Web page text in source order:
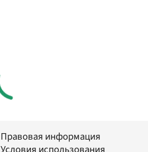
Правовая информация